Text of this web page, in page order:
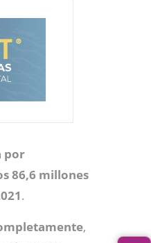
por
86,6 millones
.
,